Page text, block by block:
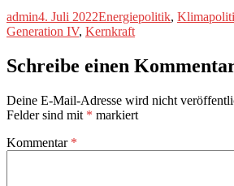
Autor
adminVeröffentlicht
am
4. Juli 2022Kategorien
Energiepolitik,
Generation IV, Kernkraft
Schreibe einen
Deine E-Mail-Adresse wird nicht
Felder sind mit * markiert
Kommentar *